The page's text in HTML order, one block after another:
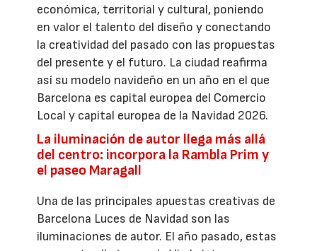
económica, territorial y cultural, poniendo
en valor el talento del diseño y conectando
la creatividad del pasado con las propuestas
del presente y el futuro. La ciudad reafirma
así su modelo navideño en un año en el que
Barcelona es capital europea del Comercio
Local y capital europea de la Navidad 2026.
La iluminación de autor llega más allá
del centro: incorpora la Rambla Prim y
el paseo Maragall
Una de las principales apuestas creativas de
Barcelona Luces de Navidad son las
iluminaciones de autor. El año pasado, estas